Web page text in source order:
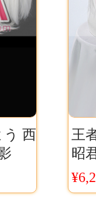
西
コ
販
王
昭
プ
料